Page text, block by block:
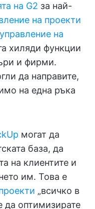
на G2 за най-
на проекти
на
хиляди функции
и фирми.
да направите,
на една ръка
могат да
база, да
на клиентите и
им. Това е
„всичко в
да оптимизирате